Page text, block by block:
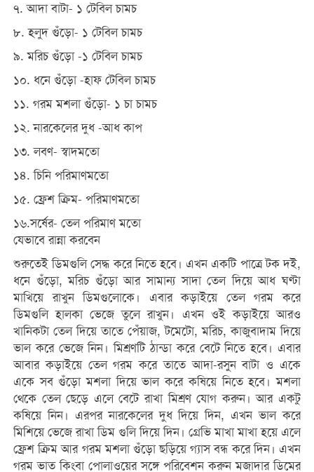
৭. আদা বাটা- ১ টেবিল চামচ
৮. হলুদ গুঁড়ো- ১ টেবিল চামচ
৯. মরিচ গুঁড়ো -১ টেবিল চামচ
১০. ধনে গুঁড়ো -হাফ টেবিল চামচ
১১. গরম মশলা গুঁড়ো- ১ চা চামচ
১২. নারকেলের দুধ -আধ কাপ
১৩. লবণ- স্বাদমতো
১৪. চিনি পরিমাণমতো
১৫. ফ্রেশ ক্রিম- পরিমাণমতো
১৬.সর্ষের- তেল পরিমাণ মতো
যেভাবে রান্না করবেন
শুরুতেই ডিমগুলি সেদ্ধ করে নিতে হবে। এখন একটি পাত্রে টক দই,
ধনে গুঁড়ো, মরিচ গুঁড়ো আর সামান্য সাদা তেল দিয়ে আধ ঘণ্টা
মাখিয়ে রাখুন ডিমগুলোকে। এবার কড়াইয়ে তেল গরম করে
ডিমগুলি হালকা ভেজে তুলে রাখুন। এখন ওই কড়াইয়ে আরও
খানিকটা তেল দিয়ে তাতে পেঁয়াজ, টমেটো, মরিচ, কাজুবাদাম দিয়ে
ভাল করে ভেজে নিন। মিশ্রণটি ঠান্ডা করে বেটে নিতে হবে। এবার
আবার কড়াইয়ে তেল গরম করে তাতে আদা-রসুন বাটা ও একে
একে সব গুঁড়ো মশলা দিয়ে ভাল করে কষিয়ে নিতে হবে। মশলা
থেকে তেল ছেড়ে এলে বেটে রাখা মিশ্রণ যোগ করুন। আর একটু
কষিয়ে নিন। এরপর নারকেলের দুধ দিয়ে দিন, এখন ভাল করে
মিশিয়ে ভেজে রাখা ডিম গুলি দিয়ে দিন। গ্রেভি মাখা মাখা হয়ে এলে
ফ্রেশ ক্রিম আর গরম মশলা গুঁড়ো ছড়িয়ে গ্যাস বন্ধ করে দিন। এখন
গরম ভাত কিংবা পোলাওয়ের সঙ্গে পরিবেশন করুন মজাদার ডিমের